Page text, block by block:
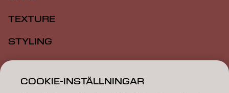
TEXTURE
STYLING
INSPIRATION
EDUCATION
COOKIE-INSTÄLLNINGAR